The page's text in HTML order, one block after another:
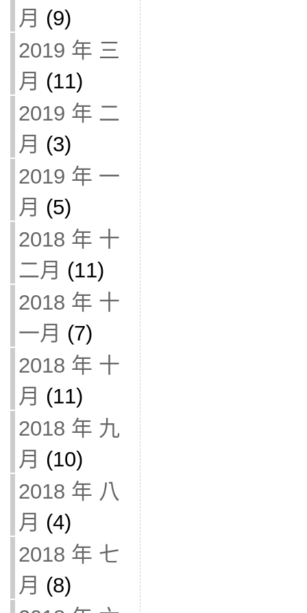
月 (9)
2019 年 三
月 (11)
2019 年 二
月 (3)
2019 年 一
月 (5)
2018 年 十
二月 (11)
2018 年 十
一月 (7)
2018 年 十
月 (11)
2018 年 九
月 (10)
2018 年 八
月 (4)
2018 年 七
月 (8)